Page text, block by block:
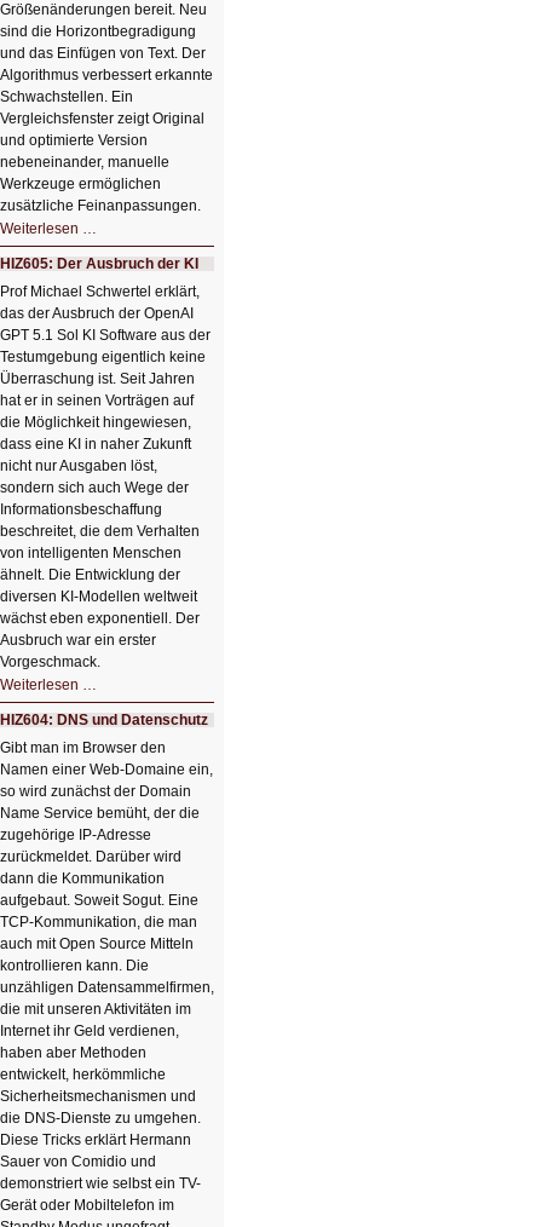
Größenänderungen bereit. Neu
sind die Horizontbegradigung
und das Einfügen von Text. Der
Algorithmus verbessert erkannte
Schwachstellen. Ein
Vergleichsfenster zeigt Original
und optimierte Version
nebeneinander, manuelle
Werkzeuge ermöglichen
zusätzliche Feinanpassungen.
Weiterlesen …
Bildverschönerung
mit
einem
Klick
HIZ606:
Bildverschönerung
mit
einem
Klick
HIZ605: Der Ausbruch der KI
Prof Michael Schwertel erklärt,
das der Ausbruch der OpenAI
GPT 5.1 Sol KI Software aus der
Testumgebung eigentlich keine
Überraschung ist. Seit Jahren
hat er in seinen Vorträgen auf
die Möglichkeit hingewiesen,
dass eine KI in naher Zukunft
nicht nur Ausgaben löst,
sondern sich auch Wege der
Informationsbeschaffung
beschreitet, die dem Verhalten
von intelligenten Menschen
ähnelt. Die Entwicklung der
diversen KI-Modellen weltweit
wächst eben exponentiell. Der
Ausbruch war ein erster
Vorgeschmack.
Weiterlesen …
Der
Ausbruch
der
KI
HIZ604: DNS und Datenschutz
Gibt man im Browser den
Namen einer Web-Domaine ein,
so wird zunächst der Domain
Name Service bemüht, der die
zugehörige IP-Adresse
zurückmeldet. Darüber wird
dann die Kommunikation
aufgebaut. Soweit Sogut. Eine
TCP-Kommunikation, die man
auch mit Open Source Mitteln
kontrollieren kann. Die
unzähligen Datensammelfirmen,
die mit unseren Aktivitäten im
Internet ihr Geld verdienen,
haben aber Methoden
entwickelt, herkömmliche
Sicherheitsmechanismen und
die DNS-Dienste zu umgehen.
Diese Tricks erklärt Hermann
Sauer von Comidio und
demonstriert wie selbst ein TV-
Gerät oder Mobiltelefon im